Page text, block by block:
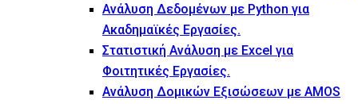
Ανάλυση Δεδομένων με Python για
Ακαδημαϊκές Εργασίες.
Στατιστική Ανάλυση με Excel για
Φοιτητικές Εργασίες.
Ανάλυση Δομικών Εξισώσεων με AMOS